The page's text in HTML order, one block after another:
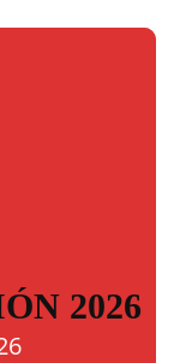
2026